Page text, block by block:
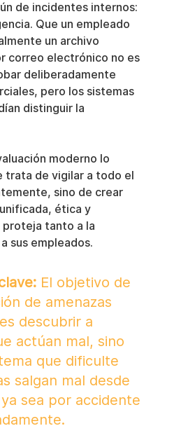
de incidentes internos:
Que un empleado
un archivo
correo electrónico no es
deliberadamente
pero los sistemas
distinguir la
moderno lo
trata de vigilar a todo el
sino de crear
ética y
tanto a la
sus empleados.
El objetivo de
de amenazas
descubrir a
actúan mal, sino
que dificulte
salgan mal desde
sea por accidente